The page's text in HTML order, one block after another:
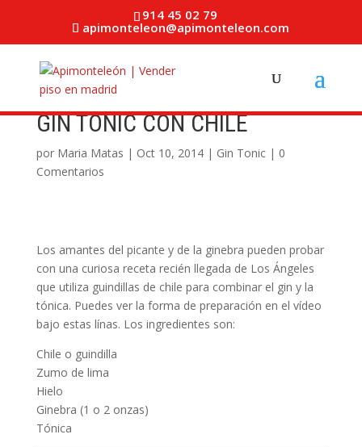
914 45 02 79
apimonteleon@apimonteleon.com
GIN TONIC CON CHILE
por Maria Matas | Oct 10, 2014| Gin Tonic| 0
Comentarios
Los amantes del picante y de la ginebra pueden probar
con una curiosa receta recién llegada de Los Ángeles
que utiliza guindillas de chile para combinar el gin y la
tónica. Puedes ver la forma de preparación en el vídeo
bajo estas línas. Los ingredientes son:
Chile o guindilla
Zumo de lima
Hielo
Ginebra (1 o 2 onzas)
Tónica